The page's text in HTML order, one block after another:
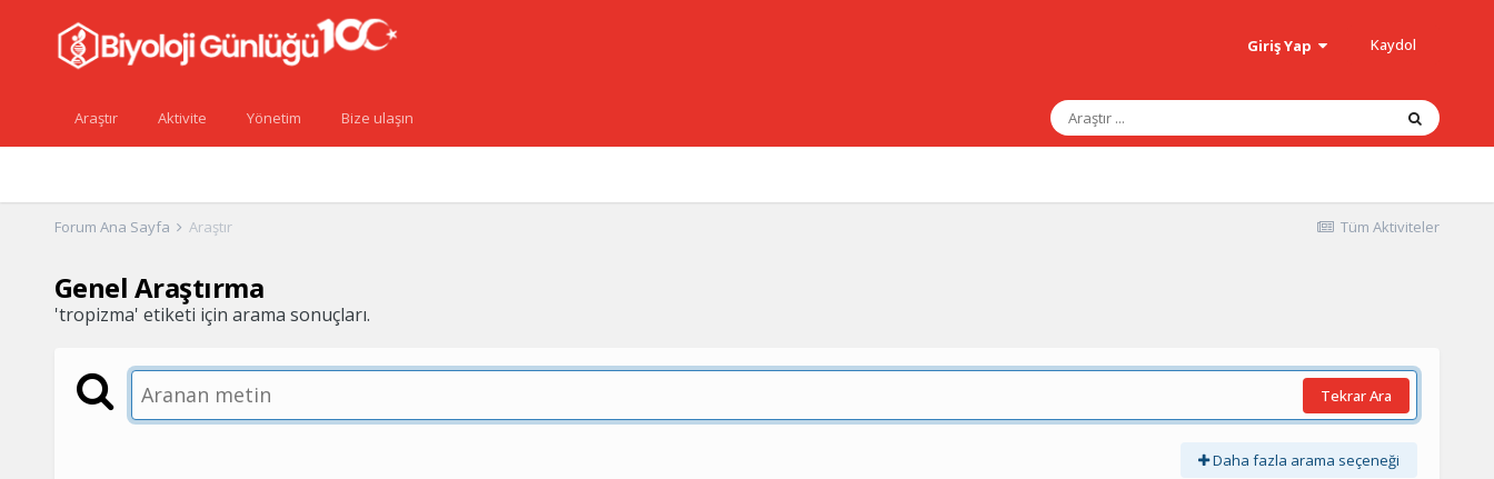
Giriş Yap Kaydol
Araştır Aktivite Yönetim Bize ulaşın
Tüm Aktiviteler
Forum Ana Sayfa Araştır
Genel Araştırma
'tropizma' etiketi için arama sonuçları.
Tekrar Ara
Daha fazla arama seçeneği